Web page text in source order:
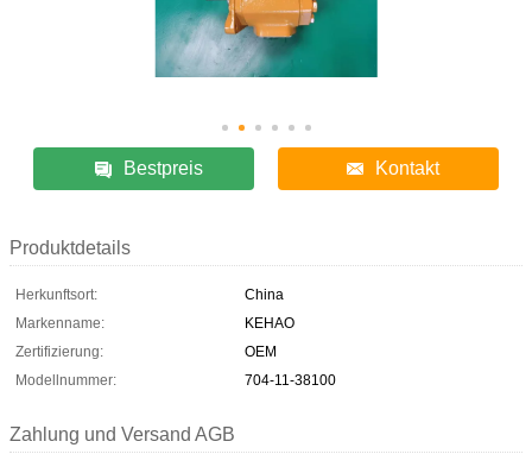
Bestpreis Kontakt
Produktdetails
Herkunftsort:
China
Markenname:
KEHAO
Zertifizierung:
OEM
Modellnummer:
704-11-38100
Zahlung und Versand AGB